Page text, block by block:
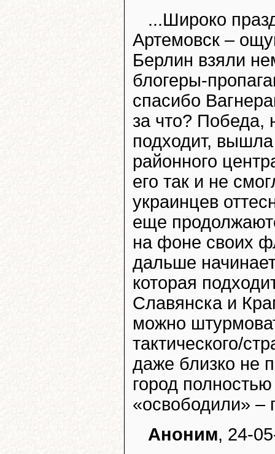
...Широко
Артемовск –
Берлин взяли
блогеры-
спасибо
за что? Победа,
подходит,
районного
его так и не
украинцев
еще
на фоне своих
дальше
которая
Славянска и
можно
тактического/
даже близко не
город
«освободили»
Аноним, 24-